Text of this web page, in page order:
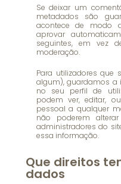
Se deixar um
metadados são
acontece de modo
aprovar
seguintes, em vez
moderação.
Para utilizadores que
algum), guardamos a
no seu perfil de
podem ver, editar,
pessoal a qualquer
não poderem
administradores do
essa informação.
Que direitos
dados